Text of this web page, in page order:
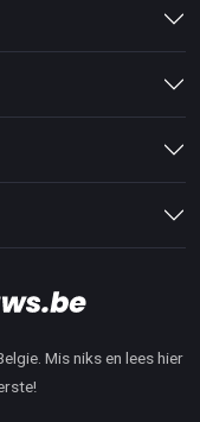
Mis niks en lees hier